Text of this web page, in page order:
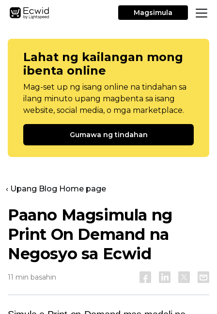
Magsimula
Lahat ng kailangan mong
ibenta online
Mag-set up ng isang online na tindahan sa
ilang minuto upang magbenta sa isang
website, social media, o mga marketplace.
Gumawa ng tindahan
‹ Upang Blog Home page
Paano Magsimula ng
Print On Demand na
Negosyo sa Ecwid
11 min basahin